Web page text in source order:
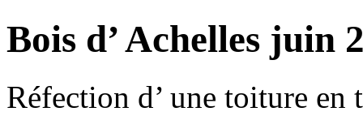
Bois d’ Achelles juin
Réfection d’ une toiture